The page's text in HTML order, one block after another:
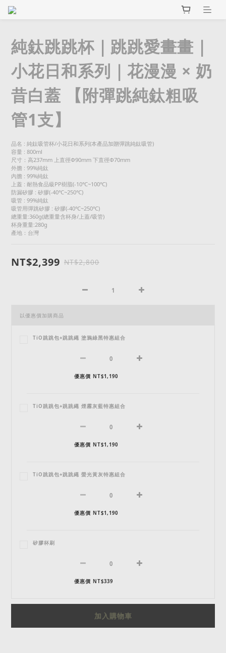
純鈦跳跳杯｜跳跳愛畫畫｜
小花日和系列｜花漫漫 × 奶
昔白蓋 【附彈跳純鈦粗吸
管1支】
品名 : 純鈦吸管杯/小花日和系列(本產品加贈彈跳純鈦吸管)
容量 : 800ml
尺寸：高237mm 上直徑Φ90mm 下直徑Φ70mm
外膽 : 99%純鈦
內膽 : 99%純鈦
上蓋 : 耐熱食品級PP樹脂(-10℃~100℃)
防漏矽膠 : 矽膠(-40℃~250℃)
吸管 : 99%純鈦
吸管用彈跳矽膠 : 矽膠(-40℃~250℃)
總重量:360g(總重量含杯身/上蓋/吸管)
杯身重量:280g
產地：台灣
NT$2,399 NT$2,800
以優惠價加購商品
TiO跳跳包+跳跳繩 塗鴉綠黑特惠組合
優惠價 NT$1,190
TiO跳跳包+跳跳繩 煙霧灰藍特惠組合
優惠價 NT$1,190
TiO跳跳包+跳跳繩 螢光黃灰特惠組合
優惠價 NT$1,190
矽膠杯刷
優惠價 NT$339
加入購物車